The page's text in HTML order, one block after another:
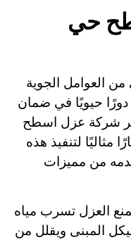
حي
من العوامل الجوية
حيويًا في ضمان
شركة عزل اسطح
مثاليًا لتنفيذ هذه
من مميزات
العزل تسرب مياه
المبنى ويقلل من